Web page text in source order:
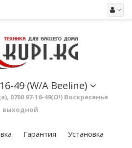
49 (W/A Beeline)
0700 97-16-49(O!) Воскресенье
выходной
Гарантия
Установка